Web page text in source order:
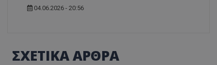
04.06.2026 - 20:56
ΣΧΕΤΙΚΑ ΑΡΘΡΑ